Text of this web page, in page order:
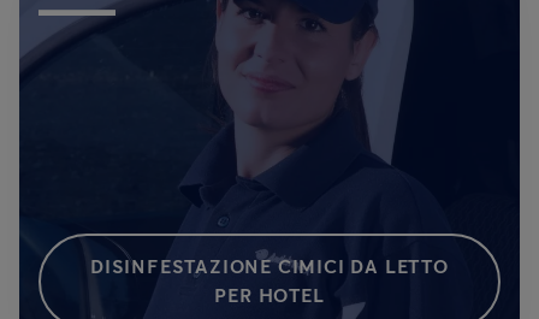
DISINFESTAZIONE CIMICI DA LETTO
PER HOTEL